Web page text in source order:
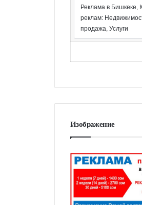
Реклама в Бишкеке,
реклам:
продажа, Услуги
Изображение